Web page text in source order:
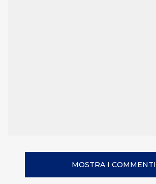
MOSTRA I COMMENTI